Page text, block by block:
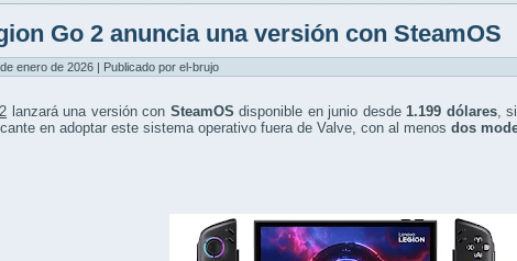
Go 2 anuncia una versión con SteamOS
enero de 2026 | Publicado por el-brujo
lanzará una versión con SteamOS disponible en junio desde 1.199 dólares,
en adoptar este sistema operativo fuera de Valve, con al menos dos